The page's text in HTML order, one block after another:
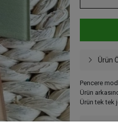
Ürün
Pencere
Ürün
Ürün tek tek